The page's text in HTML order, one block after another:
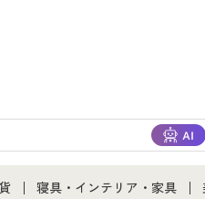
寝具・インテリア・家具